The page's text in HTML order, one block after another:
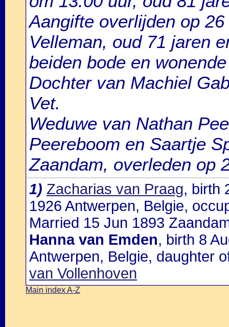
Aangifte overlijden op
Velleman, oud 71 jaren
beiden bode en
Dochter van Machiel
Vet.
Weduwe van Nathan
Peereboom en Saartje
Zaandam, overleden op
1) Zacharias van Praag, birth
1926 Antwerpen, Belgie,
Married 15 Jun 1893
Hanna van Emden, birth 8
Antwerpen, Belgie, daughter
van Vollenhoven
Main index A-Z